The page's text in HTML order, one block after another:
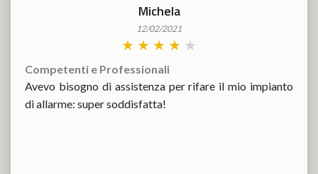
Michela
12/02/2021
★
★
★
★
★
Competenti e Professionali
Avevo bisogno di assistenza per rifare il mio impianto
di allarme: super soddisfatta!